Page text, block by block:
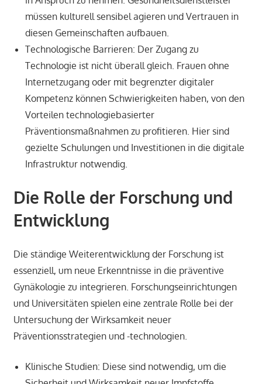
müssen kulturell sensibel agieren und Vertrauen in
diesen Gemeinschaften aufbauen.
Technologische Barrieren: Der Zugang zu
Technologie ist nicht überall gleich. Frauen ohne
Internetzugang oder mit begrenzter digitaler
Kompetenz können Schwierigkeiten haben, von den
Vorteilen technologiebasierter
Präventionsmaßnahmen zu profitieren. Hier sind
gezielte Schulungen und Investitionen in die digitale
Infrastruktur notwendig.
Die Rolle der Forschung und
Entwicklung
Die ständige Weiterentwicklung der Forschung ist
essenziell, um neue Erkenntnisse in die präventive
Gynäkologie zu integrieren. Forschungseinrichtungen
und Universitäten spielen eine zentrale Rolle bei der
Untersuchung der Wirksamkeit neuer
Präventionsstrategien und -technologien.
Klinische Studien: Diese sind notwendig, um die